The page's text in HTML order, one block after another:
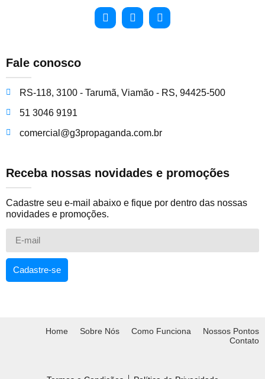
Fale conosco
RS-118, 3100 - Tarumã, Viamão - RS, 94425-500
51 3046 9191
comercial@g3propaganda.com.br
Receba nossas novidades e promoções
Cadastre seu e-mail abaixo e fique por dentro das nossas
novidades e promoções.
Cadastre-se
Home Sobre Nós Como Funciona
Nossos Pontos
Contato